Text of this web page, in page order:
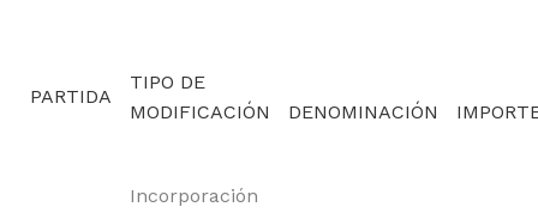
PARTIDA
TIPO DE
MODIFICACIÓN
DENOMINACIÓN
Incorporación